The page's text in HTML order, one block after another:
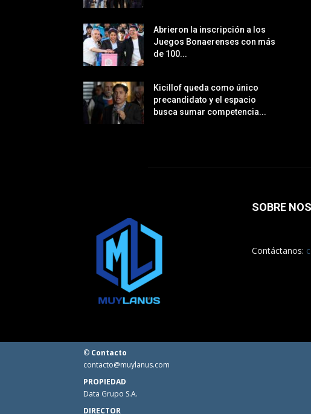
Abrieron la inscripción a los
Juegos Bonaerenses con más
de 100...
Kicillof queda como único
precandidato y el espacio
busca sumar competencia...
SOBRE
Contáctanos:
© Contacto
contacto@muylanus.com
PROPIEDAD
Data Grupo S.A.
DIRECTOR